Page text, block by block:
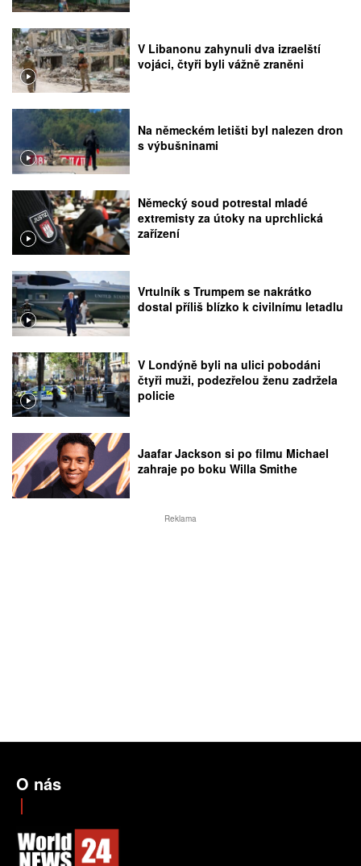
V Libanonu zahynuli dva izraelští
vojáci, čtyři byli vážně zraněni
Na německém letišti byl nalezen dron
s výbušninami
Německý soud potrestal mladé
extremisty za útoky na uprchlická
zařízení
Vrtulník s Trumpem se nakrátko
dostal příliš blízko k civilnímu letadlu
V Londýně byli na ulici pobodáni
čtyři muži, podezřelou ženu zadržela
policie
Jaafar Jackson si po filmu Michael
zahraje po boku Willa Smithe
Reklama
O nás